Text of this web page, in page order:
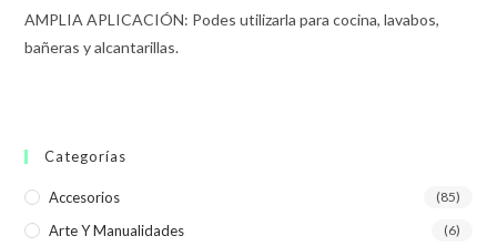
AMPLIA APLICACIÓN: Podes utilizarla para cocina, lavabos,
bañeras y alcantarillas.
Categorías
Accesorios (85)
Arte Y Manualidades (6)